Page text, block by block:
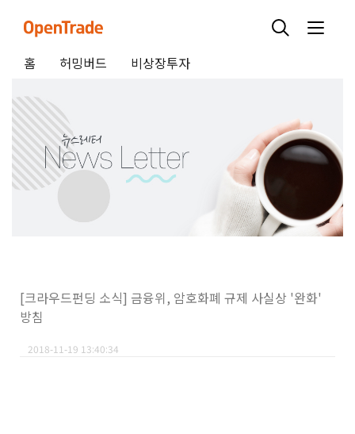
홈 허밍버드 비상장투자
[크라우드펀딩 소식] 금융위, 암호화폐 규제 사실상 '완화'
방침
2018-11-19 13:40:34